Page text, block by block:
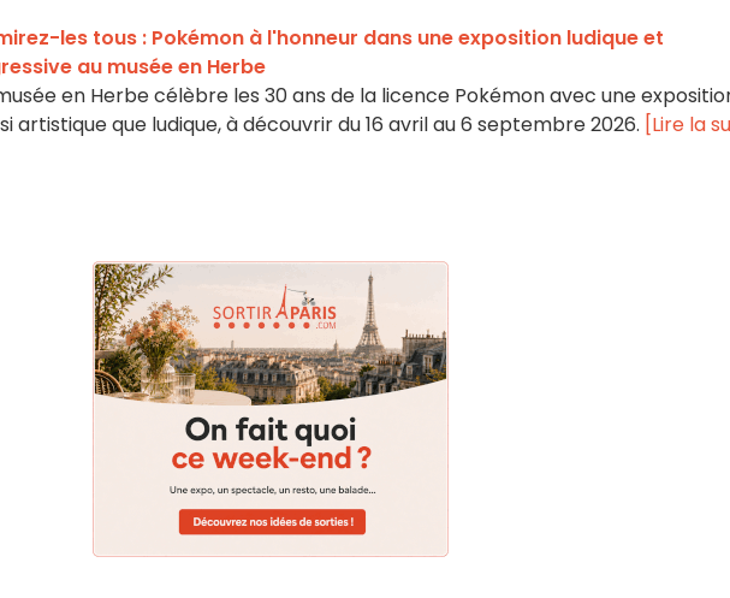
les tous : Pokémon à l'honneur dans une exposition ludique et
au musée en Herbe
en Herbe célèbre les 30 ans de la licence Pokémon avec une
artistique que ludique, à découvrir du 16 avril au 6 septembre 2026. [Lire la